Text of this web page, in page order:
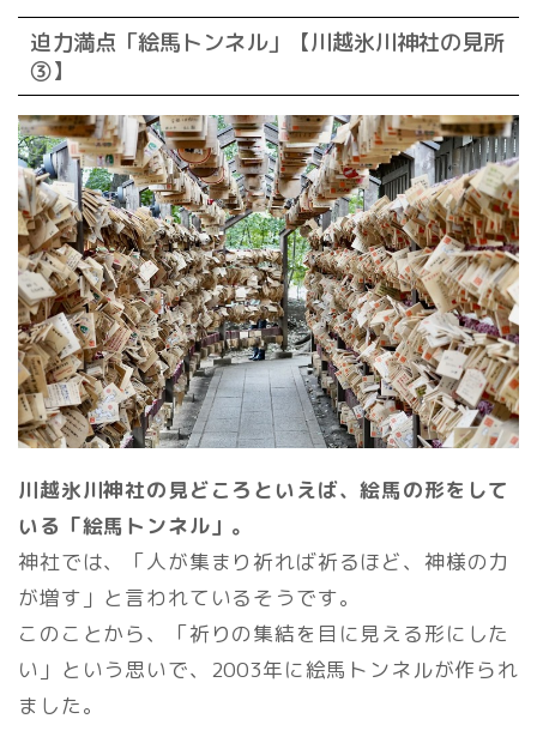
迫力満点「絵馬トンネル」【川越氷川神社の見所
③】
川越氷川神社の見どころといえば、絵馬の形をして
いる「絵馬トンネル」。
神社では、「人が集まり祈れば祈るほど、神様の力
が増す」と言われているそうです。
このことから、「祈りの集結を目に見える形にした
い」という思いで、2003年に絵馬トンネルが作られ
ました。